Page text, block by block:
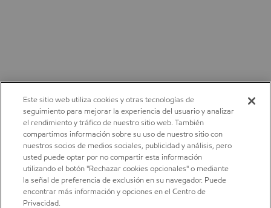
Este sitio web utiliza cookies y otras tecnologías de
seguimiento para mejorar la experiencia del usuario y analizar
el rendimiento y tráfico de nuestro sitio web. También
compartimos información sobre su uso de nuestro sitio con
nuestros socios de medios sociales, publicidad y análisis, pero
usted puede optar por no compartir esta información
utilizando el botón "Rechazar cookies opcionales" o mediante
la señal de preferencia de exclusión en su navegador. Puede
encontrar más información y opciones en el Centro de
Privacidad.